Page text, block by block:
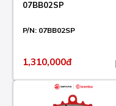
07BB02SP
P/N: 07BB02SP
1,310,000đ